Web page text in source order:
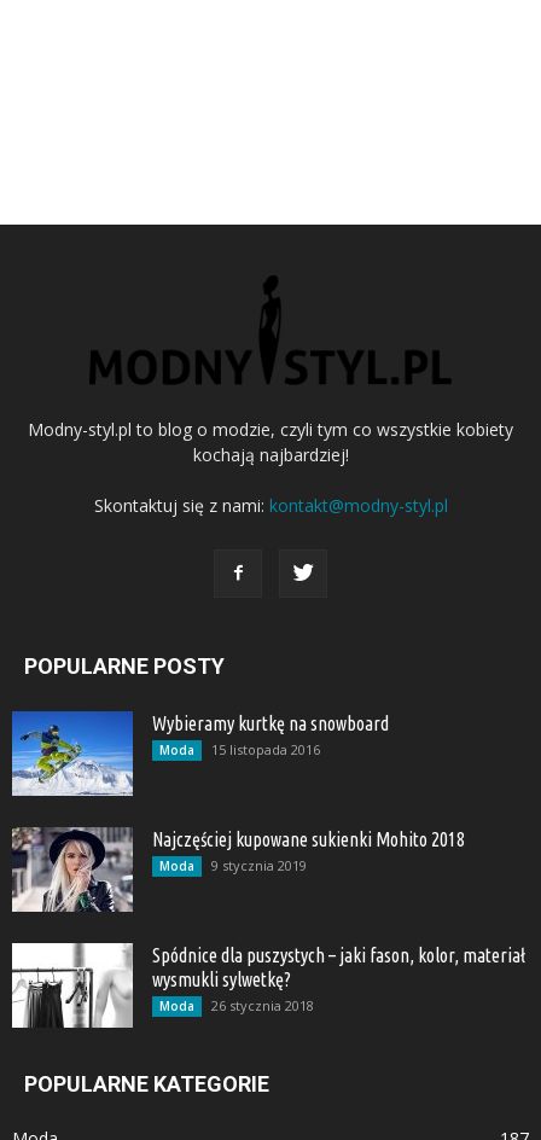
Modny-styl.pl to blog o modzie, czyli tym co wszystkie kobiety
kochają najbardziej!
Skontaktuj się z nami: kontakt@modny-styl.pl
POPULARNE POSTY
Wybieramy kurtkę na snowboard
Moda 15 listopada 2016
Najczęściej kupowane sukienki Mohito 2018
Moda 9 stycznia 2019
Spódnice dla puszystych – jaki fason, kolor, materiał
wysmukli sylwetkę?
Moda 26 stycznia 2018
POPULARNE KATEGORIE